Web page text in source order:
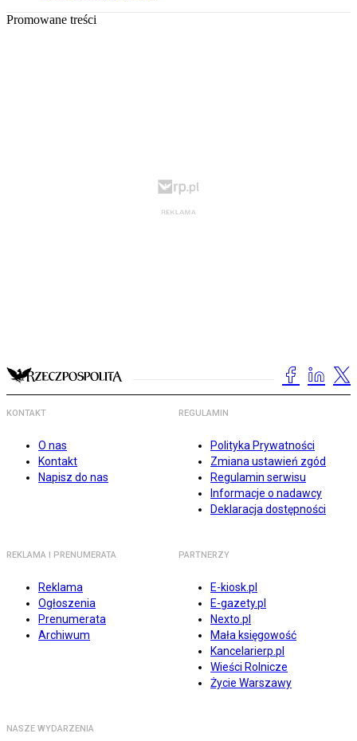
Promowane treści
KONTAKT
O nas
Kontakt
Napisz do nas
REGULAMIN
Polityka Prywatności
Zmiana ustawień zgód
Regulamin serwisu
Informacje o nadawcy
Deklaracja dostępności
REKLAMA I PRENUMERATA
Reklama
Ogłoszenia
Prenumerata
Archiwum
PARTNERZY
E-kiosk.pl
E-gazety.pl
Nexto.pl
Mała księgowość
Kancelarierp.pl
Wieści Rolnicze
Życie Warszawy
NASZE WYDARZENIA